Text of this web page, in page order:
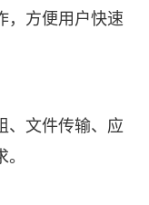
，方便用户快速
、文件传输、应